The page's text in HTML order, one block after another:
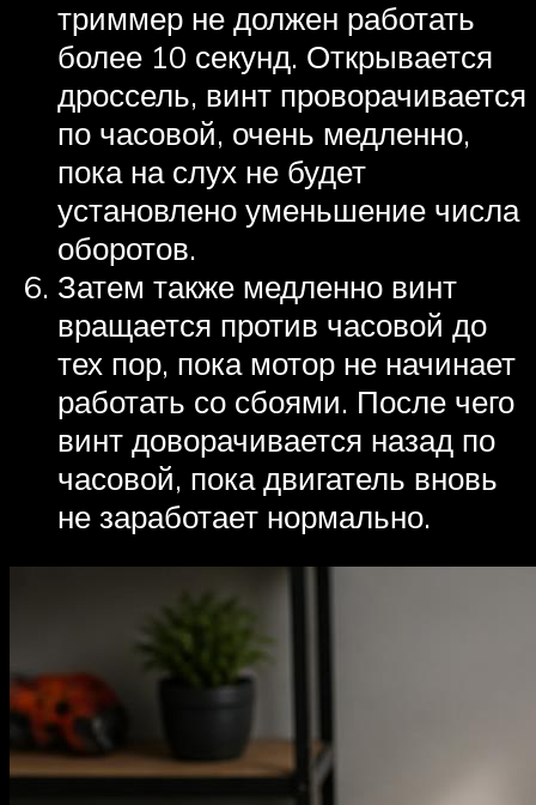
триммер не должен работать
более 10 секунд. Открывается
дроссель, винт проворачивается
по часовой, очень медленно,
пока на слух не будет
установлено уменьшение числа
оборотов.
Затем также медленно винт
вращается против часовой до
тех пор, пока мотор не начинает
работать со сбоями. После чего
винт доворачивается назад по
часовой, пока двигатель вновь
не заработает нормально.